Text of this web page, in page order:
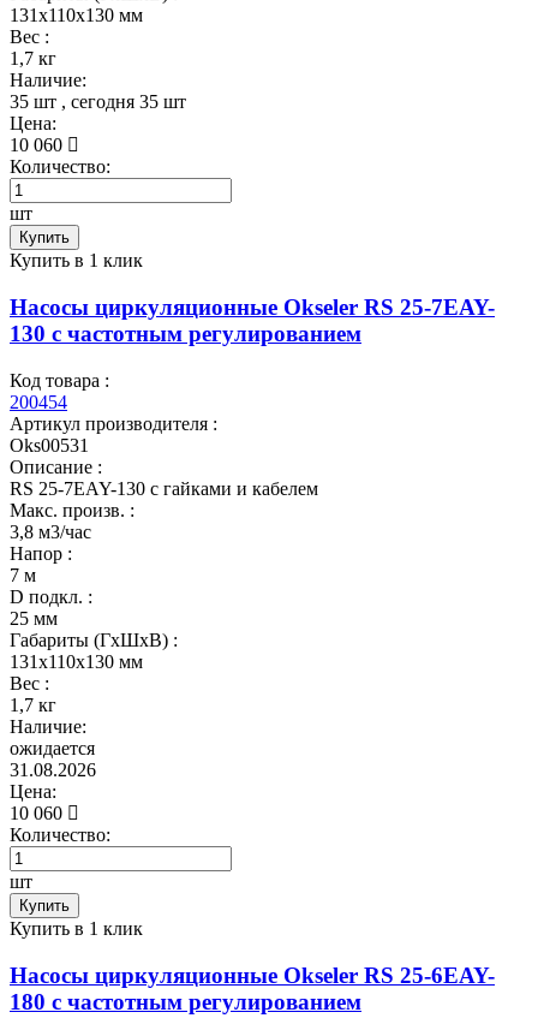
131x110x130 мм
Вес :
1,7 кг
Наличие:
35 шт , сегодня 35 шт
Цена:
10 060
Количество:
шт
Купить
Купить в 1 клик
Насосы циркуляционные Okseler RS 25-7EAY-
130 с частотным регулированием
Код товара :
200454
Артикул производителя :
Oks00531
Описание :
RS 25-7EAY-130 с гайками и кабелем
Макс. произв. :
3,8 м3/час
Напор :
7 м
D подкл. :
25 мм
Габариты (ГхШхВ) :
131x110x130 мм
Вес :
1,7 кг
Наличие:
ожидается
31.08.2026
Цена:
10 060
Количество:
шт
Купить
Купить в 1 клик
Насосы циркуляционные Okseler RS 25-6EAY-
180 с частотным регулированием